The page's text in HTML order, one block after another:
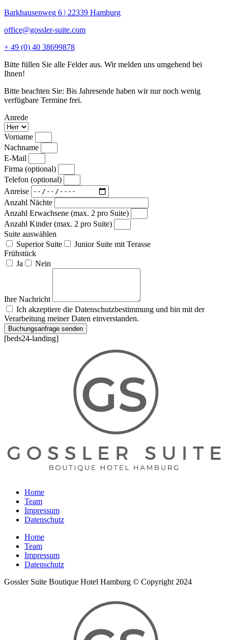
Barkhausenweg 6 | 22339 Hamburg
office@gossler-suite.com
+ 49 (0) 40 38699878
Bitte füllen Sie alle Felder aus. Wir melden uns umgehend bei
Ihnen!
Bitte beachten Sie: Bis Jahresende haben wir nur noch wenig
verfügbare Termine frei.
Anrede
Vorname
Nachname
E-Mail
Firma (optional)
Telefon (optional)
Anreise
Anzahl Nächte
Anzahl Erwachsene (max. 2 pro Suite)
Anzahl Kinder (max. 2 pro Suite)
Suite auswählen
Superior Suite
Junior Suite mit Terasse
Frühstück
Ja
Nein
Ihre Nachricht
Ich akzeptiere die Datenschutzbestimmung und bin mit der
Verarbeitung meiner Daten einverstanden.
Buchungsanfrage senden
[beds24-landing]
Home
Team
Impressum
Datenschutz
Home
Team
Impressum
Datenschutz
Gossler Suite Boutique Hotel Hamburg © Copyright 2024